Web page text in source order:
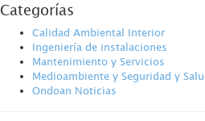
Categorías
Calidad Ambiental Interior
Ingeniería de instalaciones
Mantenimiento y Servicios
Medioambiente y Seguridad y
Ondoan Noticias